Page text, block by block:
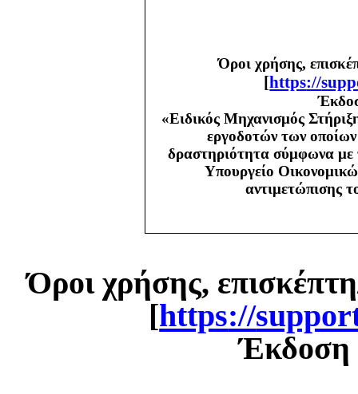
Όροι χρήσης,
[https://
«Ειδικός Μηχανισμός
εργοδοτών των οποίων
δραστηριότητα σύμφωνα με
Υπουργείο
αντιμετώπισης
Όροι χρήσης,
[https://
Έκδοση